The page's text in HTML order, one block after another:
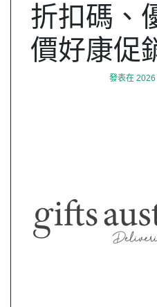
折扣碼、
價好康促
發表在 2026